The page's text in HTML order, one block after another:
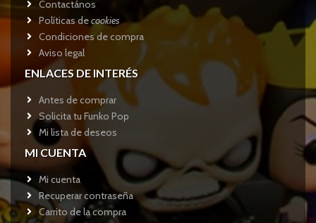
Contactános
Políticas decookies
Condiciones de compra
Aviso legal
ENLACES DE INTERÉS
Antes de comprar
Solicita tu Funko Pop
Mi lista de deseos
MI CUENTA
Mi cuenta
Recuperar contraseña
Carrito de la compra